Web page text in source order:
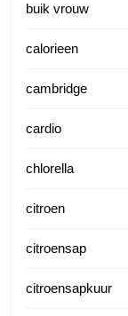
buik vrouw
calorieen
cambridge
cardio
chlorella
citroen
citroensap
citroensapkuur